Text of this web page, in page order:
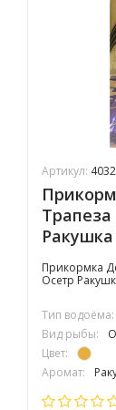
Артикул:
Ракушка
Прикормка
Осетр
Тип водоёма:
Вид рыбы:
Цвет:
Аромат:
Фракция: